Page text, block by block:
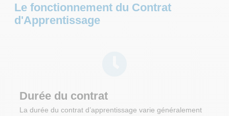
Le fonctionnement du Contrat
d'Apprentissage
Durée du contrat
La durée du contrat d’apprentissage varie généralement